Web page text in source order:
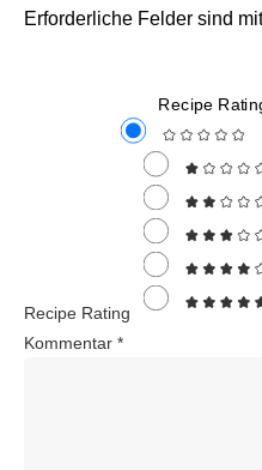
Erforderliche Felder sind
Recipe Rating
Recipe
Kommentar *